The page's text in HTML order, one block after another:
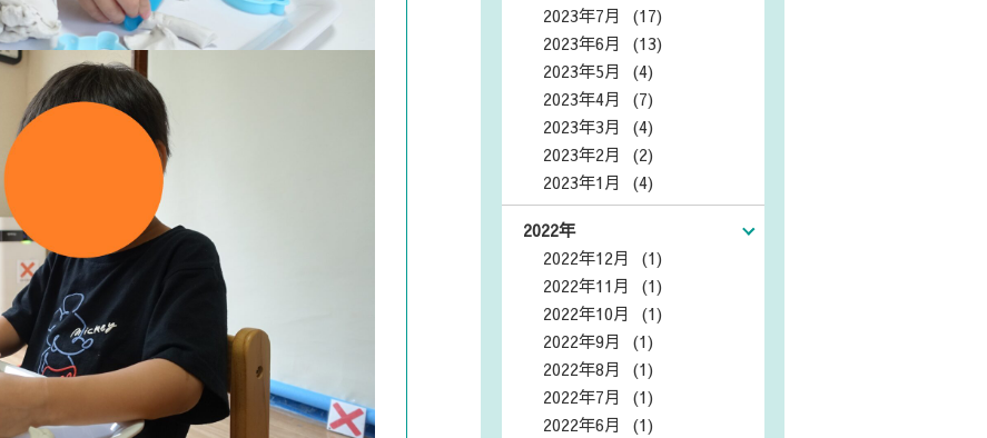
2023年7月 (17)
2023年6月 (13)
2023年5月 (4)
2023年4月 (7)
2023年3月 (4)
2023年2月 (2)
2023年1月 (4)
2022年
2022年12月 (1)
2022年11月 (1)
2022年10月 (1)
2022年9月 (1)
2022年8月 (1)
2022年7月 (1)
2022年6月 (1)